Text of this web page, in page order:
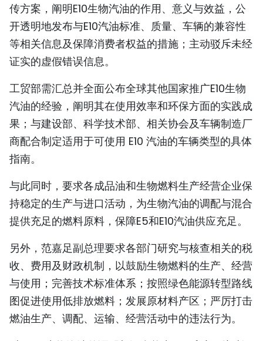
传方案，阐明E10生物汽油的作用、意义与效益，公
开透明地发布与E10汽油标准、质量、车辆的兼容性
等相关信息及保障消费者权益的措施；主动驳斥未经
证实的虚假错误信息。
工贸部需汇总并全面公布全球其他国家推广E10生物
汽油的经验，阐明其在使用效率和环保方面的实践成
果；与建设部、科学技术部、相关协会及车辆制造厂
商配合制定适用于可使用 E10 汽油的车辆类型的具体
指南。
与此同时，要求各成品油和生物燃料生产经营企业保
持稳定的生产与进口活动，为生物汽油的调配与混合
提供充足的燃料原料，保障E5和E10汽油供应充足。
另外，范嘉足副总理要求各部门研究与核查相关的税
收、费用及财政机制，以鼓励生物燃料的生产、经营
与使用；完善技术标准体系；按照绿色能源转型路线
图促进使用低排放燃料；发展原材料产区；严厉打击
燃油生产、调配、运输、经营活动中的违法行为。